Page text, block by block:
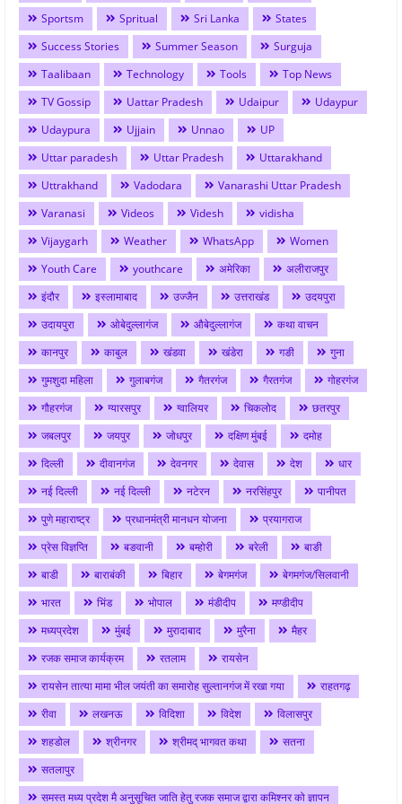
Sportsm Spritual Sri Lanka
States
Success Stories
Summer Season
Surguja
Taalibaan
Technology Tools
Top News
TV Gossip
Uattar Pradesh Udaipur
Udaypur
Udaypura
Ujjain Unnao
UP
Uttar paradesh
Uttar Pradesh
Uttarakhand
Uttrakhand
Vadodara
Vanarashi Uttar Pradesh
Varanasi
Videos Videsh
vidisha
Vijaygarh
Weather WhatsApp
Women
Youth Care
youthcare अमेरिका
अलीराजपुर
इंदौर
इस्लामाबाद उज्जैन उत्तराखंड
उदयपुरा
उदायपुरा
ओबेदुल्लागंज औबेदुल्लागंज
कथा वाचन
कानपुर
काबुल खंडवा खंडेरा गङी
गुना
गुमशुदा महिला
गुलाबगंज गैतरगंज गैरतगंज
गोहरगंज
गौहरगंज
ग्यारसपुर ग्वालियर चिकलोद
छतरपुर
जबलपुर
जयपुर जोधपुर दक्षिण मुंबई
दमोह
दिल्ली
दीवानगंज देवनगर देवास देश
धार
नई दिल्ली
नई दिल्ली नटेरन नरसिंहपुर
पानीपत
पुणे महाराष्ट्र
प्रधानमंत्री मानधन योजना
प्रयागराज
प्रेस विज्ञप्ति
बङवानी बम्होरी बरेली
बाङी
बाडी
बाराबंकी बिहार बेगमगंज
बेगमगंज/सिलवानी
भारत
भिंड भोपाल मंडीदीप
मण्डीदीप
मध्यप्रदेश
मुंबई मुरादाबाद मुरैना
मैहर
रजक समाज कार्यक्रम
रतलाम
रायसेन
रायसेन तात्या मामा भील जयंती का समारोह सुल्तानगंज में रखा गया
राहतगढ़
रीवा
लखनऊ विदिशा विदेश
विलासपुर
शहडोल
श्रीनगर श्रीमद् भागवत कथा
सतना
सतलापुर
समस्त मध्य प्रदेश मै अनुसूचित जाति हेतु रजक समाज द्वारा कमिश्नर को ज्ञापन